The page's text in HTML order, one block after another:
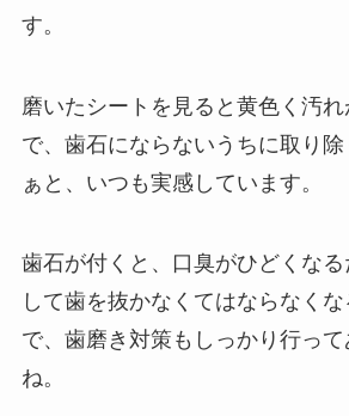
す。
磨いたシートを見ると黄色く汚
で、歯石にならないうちに取り
ぁと、いつも実感しています。
歯石が付くと、口臭がひどくな
して歯を抜かなくてはならなく
で、歯磨き対策もしっかり行っ
ね。